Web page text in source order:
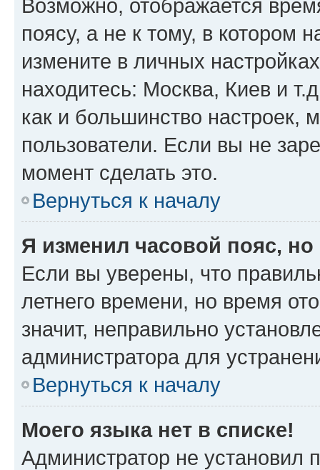
Возможно, отображается
поясу, а не к тому, в котором
измените в личных
находитесь: Москва, Киев и
как и большинство настроек,
пользователи. Если вы не
момент сделать это.
Вернуться к началу
Я изменил часовой пояс,
Если вы уверены, что
летнего времени, но время
значит, неправильно
администратора для
Вернуться к началу
Моего языка нет в списке!
Администратор не установил